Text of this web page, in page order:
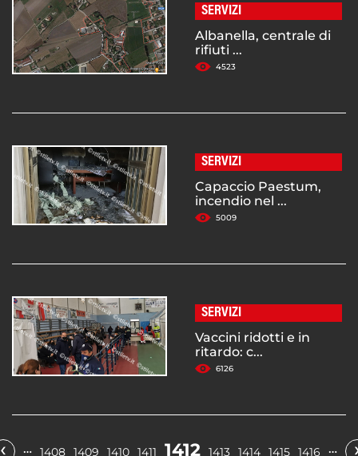
SERVIZI
Albanella, centrale di
rifiuti ...
4523
SERVIZI
Capaccio Paestum,
incendio nel ...
5009
SERVIZI
Vaccini ridotti e in
ritardo: c...
6126
‹ … 1408 1409 1410 1411 1412 1413 1414 1415 1416 …